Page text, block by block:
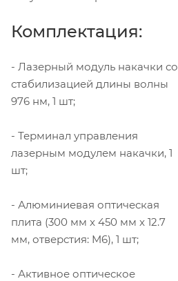
Комплектация:
- Лазерный модуль накачки со
стабилизацией длины волны
976 нм, 1 шт;
- Терминал управления
лазерным модулем накачки, 1
шт;
- Алюминиевая оптическая
плита (300 мм x 450 мм x 12.7
мм, отверстия: M6), 1 шт;
- Активное оптическое